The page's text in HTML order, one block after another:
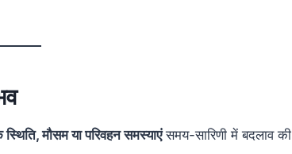
स्थिति, मौसम या परिवहन समस्याएंसमय-सारिणी में बदलाव की